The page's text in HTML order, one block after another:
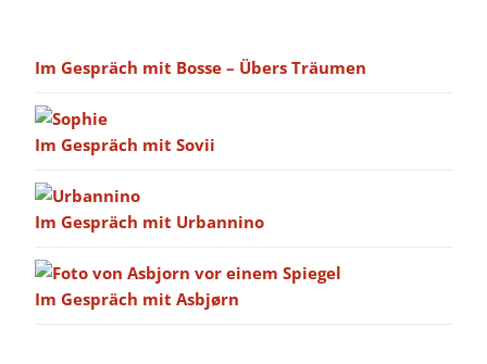
Im Gespräch mit Bosse – Übers Träumen
Im Gespräch mit Sovii
Im Gespräch mit Urbannino
Im Gespräch mit Asbjørn